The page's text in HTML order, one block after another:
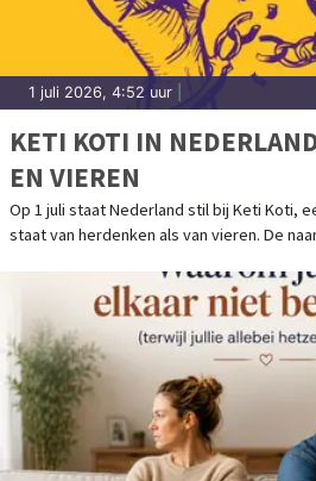
1 juli 2026, 4:52 uur
KETI KOTI IN
EN VIEREN
Op 1 juli staat Nederland stil bij Keti Koti,
staat van herdenken als van vieren. De